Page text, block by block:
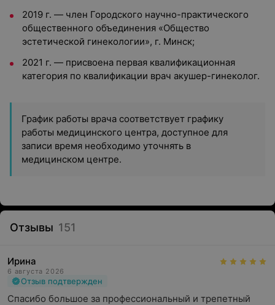
2019 г. — член Городского научно-практического
общественного объединения «Общество
эстетической гинекологии», г. Минск;
2021 г. — присвоена первая квалификационная
категория по квалификации врач акушер-гинеколог.
График работы врача соответствует графику
работы медицинского центра, доступное для
записи время необходимо уточнять в
медицинском центре.
Отзывы 151
Ирина
6 августа 2026
Отзыв подтвержден
Спасибо большое за профессиональный и трепетный